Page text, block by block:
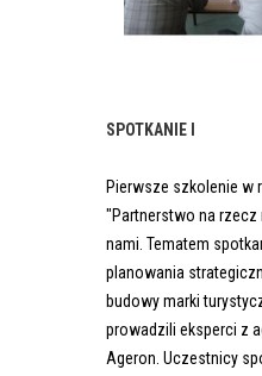
SPOTKANIE I
Pierwsze szkolenie w
"Partnerstwo na rzecz
nami. Tematem
planowania
budowy marki
prowadzili eksperci z
Ageron. Uczestnicy